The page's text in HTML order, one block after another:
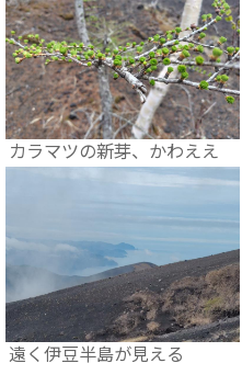
カラマツの新芽、かわええ
遠く伊豆半島が見える